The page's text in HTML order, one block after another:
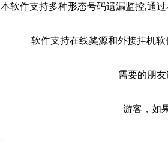
本软件支持多种形态号码遗漏监控,通
软件支持在线奖源和外接挂机
需要的朋
游客，如